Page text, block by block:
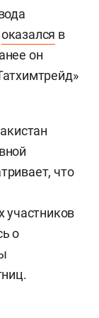
оказался в
он
что
участников
о